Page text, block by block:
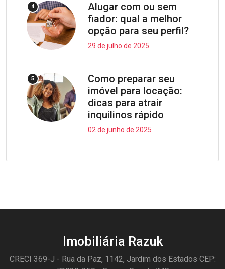
4
Alugar com ou sem
fiador: qual a melhor
opção para seu perfil?
29 de julho de 2025
5
Como preparar seu
imóvel para locação:
dicas para atrair
inquilinos rápido
02 de junho de 2025
Imobiliária Razuk
CRECI 369-J - Rua da Paz, 1142, Jardim dos Estados CEP: